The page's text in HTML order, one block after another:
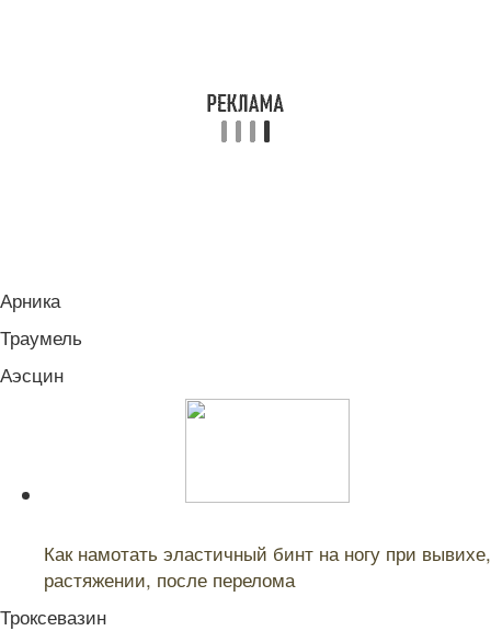
Арника
Траумель
Аэсцин
Как намотать эластичный бинт на ногу при вывихе,
растяжении, после перелома
Троксевазин